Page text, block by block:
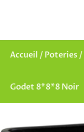
Accueil /Poteries /
Godet 8*8*8 Noir